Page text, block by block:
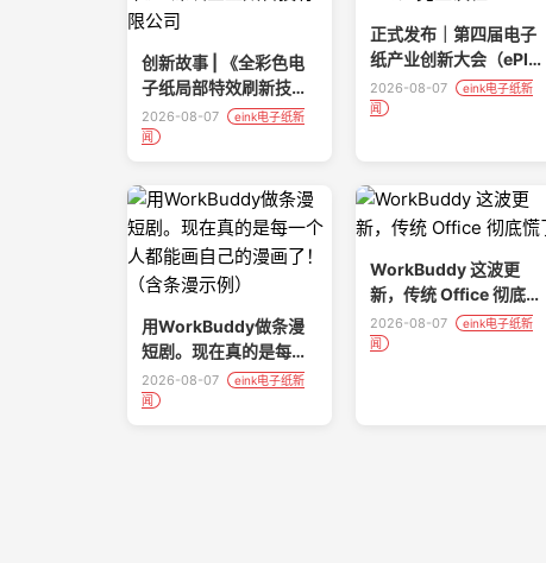
创新故事 | 《全彩色电
子纸局部特效刷新技
术》-深圳金亚太科技有
限公司
2026-08-07
eink电子纸新
闻
正式发布｜第四届电子
纸产业创新大会（ePIC
2026）完整议程
2026-08-07
eink电子纸新
闻
用WorkBuddy做条漫
短剧。现在真的是每一
个人都能画自己的漫画
了！（含条漫示例）
2026-08-07
eink电子纸新
闻
WorkBuddy 这波更
新，传统 Office 彻底慌
了
2026-08-07
eink电子纸新
闻